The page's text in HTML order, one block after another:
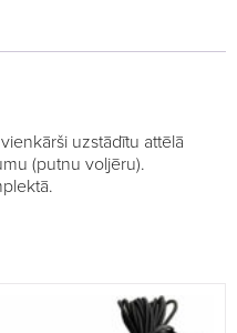
uzstādītu attēlā
(putnu voljēru).